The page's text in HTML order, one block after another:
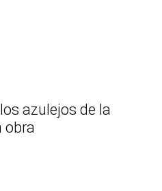
azulejos de la
obra